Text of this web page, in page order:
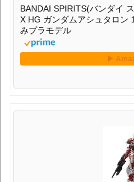
BANDAI SPIRITS(バンダイ
X HG ガンダムアシュタロン
みプラモデル